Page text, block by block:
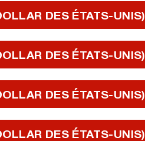
DES ÉTATS-UNIS)
DES ÉTATS-UNIS)
DES ÉTATS-UNIS)
DES ÉTATS-UNIS)